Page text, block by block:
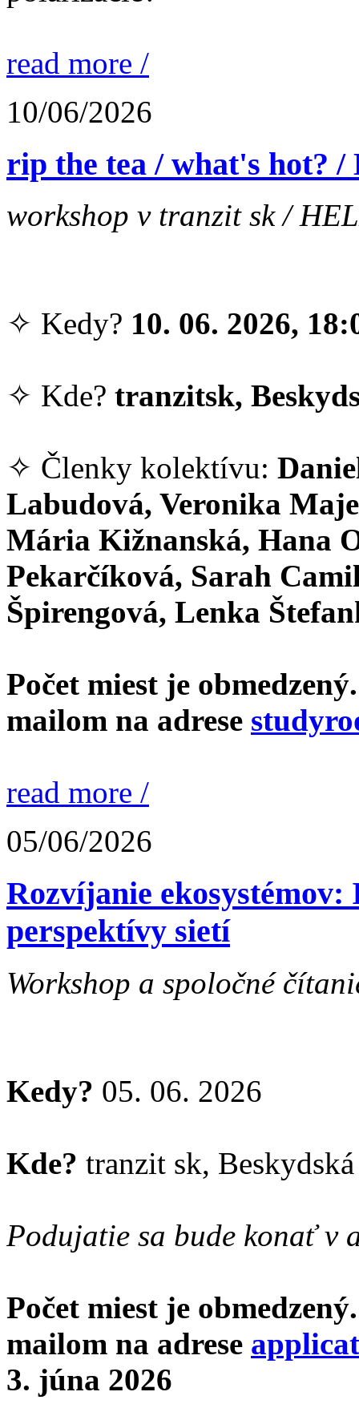
read more /
10/06/2026
rip the tea / what's hot?
workshop v tranzit sk /
✧ Kedy? 10. 06. 2026,
✧ Kde? tranzitsk,
✧ Členky kolektívu:
Labudová, Veronika
Mária Kižnanská, Hana
Pekarčíková, Sarah
Špirengová, Lenka
Počet miest je
mailom na adrese
read more /
05/06/2026
Rozvíjanie
perspektívy sietí
Workshop a spoločné
Kedy? 05. 06. 2026
Kde? tranzit sk,
Podujatie sa bude konať v
Počet miest je
mailom na adrese
3. júna 2026